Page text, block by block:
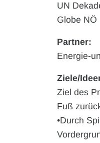
UN
Globe NÖ
Partner:
Energie-
Ziele/
Ziel des
Fuß
•Durch